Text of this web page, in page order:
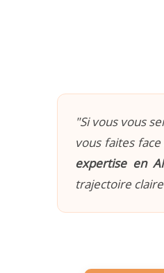
"Si vous vous
vous faites
expertise en
trajectoire